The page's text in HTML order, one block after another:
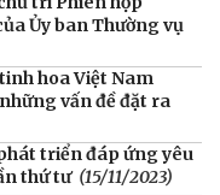
Ủy ban Thường vụ
hoa Việt Nam
vấn đề đặt ra
triển đáp ứng yêu
thứ tư (15/11/2023)